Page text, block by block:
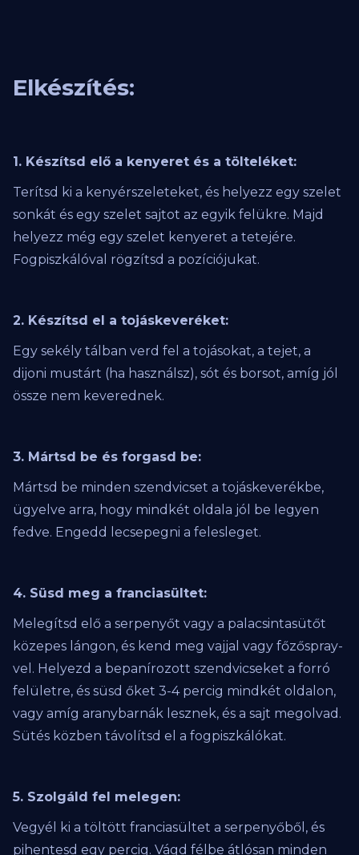
Elkészítés:
1. Készítsd elő a kenyeret és a tölteléket:
Terítsd ki a kenyérszeleteket, és helyezz egy szelet
sonkát és egy szelet sajtot az egyik felükre. Majd
helyezz még egy szelet kenyeret a tetejére.
Fogpiszkálóval rögzítsd a pozíciójukat.
2. Készítsd el a tojáskeveréket:
Egy sekély tálban verd fel a tojásokat, a tejet, a
dijoni mustárt (ha használsz), sót és borsot, amíg jól
össze nem keverednek.
3. Mártsd be és forgasd be:
Mártsd be minden szendvicset a tojáskeverékbe,
ügyelve arra, hogy mindkét oldala jól be legyen
fedve. Engedd lecsepegni a felesleget.
4. Süsd meg a franciasültet:
Melegítsd elő a serpenyőt vagy a palacsintasütőt
közepes lángon, és kend meg vajjal vagy főzőspray-
vel. Helyezd a bepanírozott szendvicseket a forró
felületre, és süsd őket 3-4 percig mindkét oldalon,
vagy amíg aranybarnák lesznek, és a sajt megolvad.
Sütés közben távolítsd el a fogpiszkálókat.
5. Szolgáld fel melegen:
Vegyél ki a töltött franciasültet a serpenyőből, és
pihentesd egy percig. Vágd félbe átlósan minden